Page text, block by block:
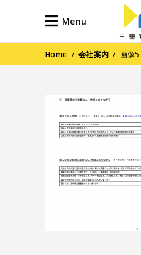
Menu
Home / 会社案内 / 画像5